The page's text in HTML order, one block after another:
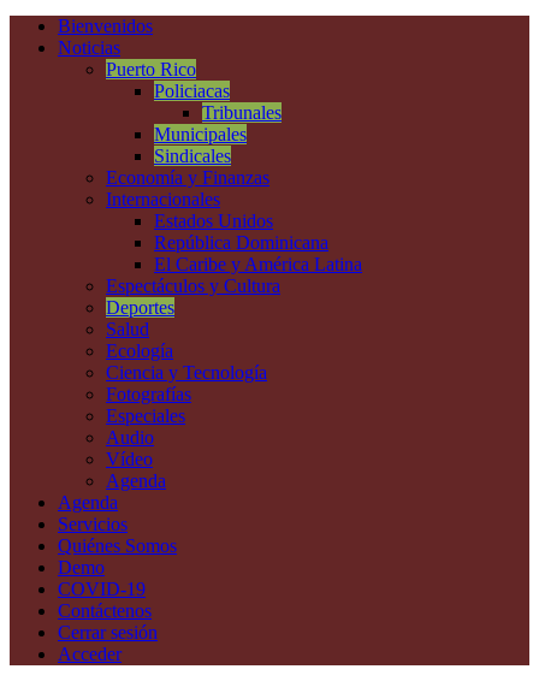
Bienvenidos
Noticias
Puerto Rico
Policiacas
Tribunales
Municipales
Sindicales
Economía y Finanzas
Internacionales
Estados Unidos
República Dominicana
El Caribe y América Latina
Espectáculos y Cultura
Deportes
Salud
Ecología
Ciencia y Tecnología
Fotografías
Especiales
Audio
Vídeo
Agenda
Agenda
Servicios
Quiénes Somos
Demo
COVID-19
Contáctenos
Cerrar sesión
Acceder